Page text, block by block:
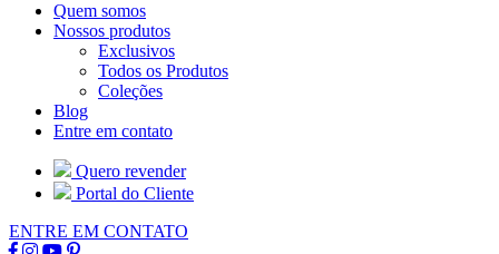
Quem somos
Nossos produtos
Exclusivos
Todos os Produtos
Coleções
Blog
Entre em contato
Quero revender
Portal do Cliente
ENTRE EM CONTATO